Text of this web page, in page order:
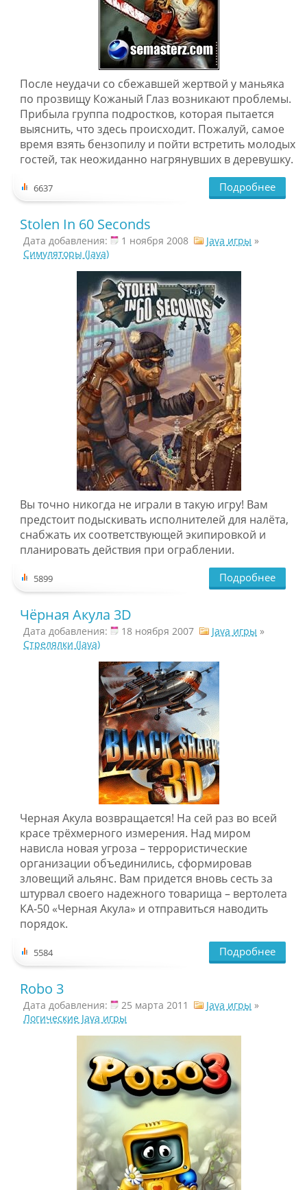
После неудачи со сбежавшей жертвой у маньяка
по прозвищу Кожаный Глаз возникают проблемы.
Прибыла группа подростков, которая пытается
выяснить, что здесь происходит. Пожалуй, самое
время взять бензопилу и пойти встретить молодых
гостей, так неожиданно нагрянувших в деревушку.
6637 Подробнее
Stolen In 60 Seconds
Дата добавления: 1 ноября 2008 Java игры »
Симуляторы (Java)
Вы точно никогда не играли в такую игру! Вам
предстоит подыскивать исполнителей для налёта,
снабжать их соответствующей экипировкой и
планировать действия при ограблении.
5899 Подробнее
Чёрная Акула 3D
Дата добавления: 18 ноября 2007 Java игры »
Стрелялки (Java)
Черная Акула возвращается! На сей раз во всей
красе трёхмерного измерения. Над миром
нависла новая угроза – террористические
организации объединились, сформировав
зловещий альянс. Вам придется вновь сесть за
штурвал своего надежного товарища – вертолета
КА-50 «Черная Акула» и отправиться наводить
порядок.
5584 Подробнее
Robo 3
Дата добавления: 25 марта 2011 Java игры »
Логические Java игры